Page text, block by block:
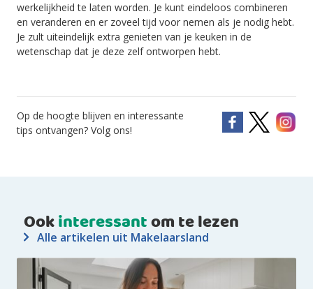
werkelijkheid te laten worden. Je kunt eindeloos combineren
en veranderen en er zoveel tijd voor nemen als je nodig hebt.
Je zult uiteindelijk extra genieten van je keuken in de
wetenschap dat je deze zelf ontworpen hebt.
Op de hoogte blijven en interessante
tips ontvangen? Volg ons!
Ookinteressantom te lezen
Alle artikelen uit Makelaarsland